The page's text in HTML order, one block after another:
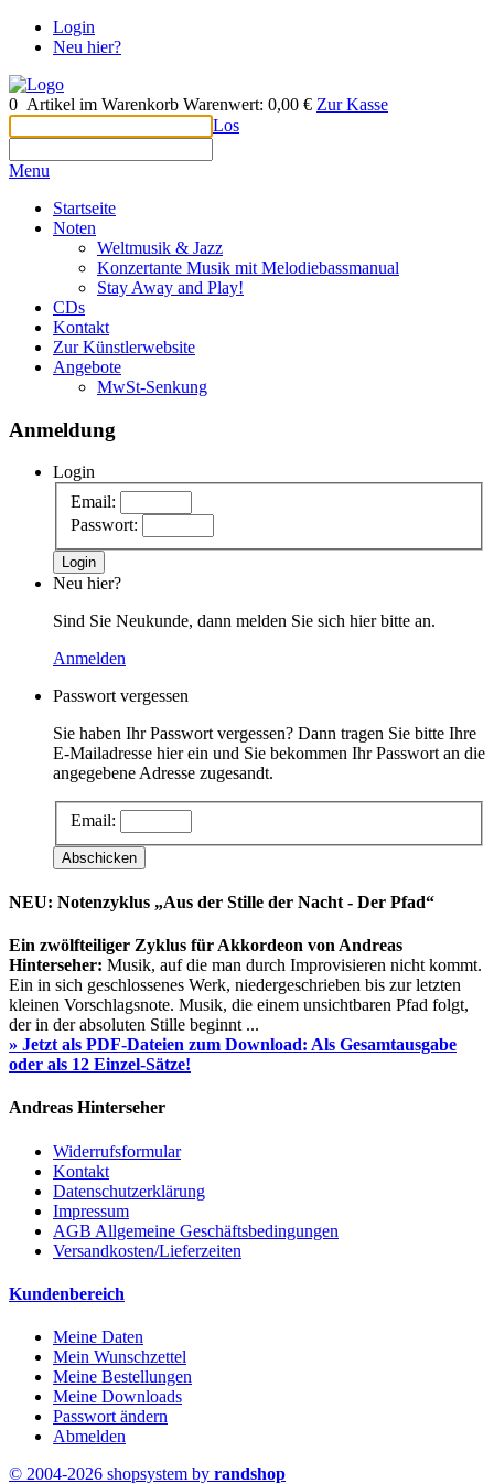
Login
Neu hier?
0 Artikel im Warenkorb Warenwert: 0,00 € Zur Kasse
Los
Menu
Startseite
Noten
Weltmusik & Jazz
Konzertante Musik mit Melodiebassmanual
Stay Away and Play!
CDs
Kontakt
Zur Künstlerwebsite
Angebote
MwSt-Senkung
Anmeldung
Login
Email:
Passwort:
Neu hier?
Sind Sie Neukunde, dann melden Sie sich hier bitte an.
Anmelden
Passwort vergessen
Sie haben Ihr Passwort vergessen? Dann tragen Sie bitte Ihre
E-Mailadresse hier ein und Sie bekommen Ihr Passwort an die
angegebene Adresse zugesandt.
Email:
NEU: Notenzyklus „Aus der Stille der Nacht - Der Pfad“
Ein zwölfteiliger Zyklus für Akkordeon von Andreas
Hinterseher: Musik, auf die man durch Improvisieren nicht kommt.
Ein in sich geschlossenes Werk, niedergeschrieben bis zur letzten
kleinen Vorschlagsnote. Musik, die einem unsichtbaren Pfad folgt,
der in der absoluten Stille beginnt ...
» Jetzt als PDF-Dateien zum Download: Als Gesamtausgabe
oder als 12 Einzel-Sätze!
Andreas Hinterseher
Widerrufsformular
Kontakt
Datenschutzerklärung
Impressum
AGB Allgemeine Geschäftsbedingungen
Versandkosten/Lieferzeiten
Kundenbereich
Meine Daten
Mein Wunschzettel
Meine Bestellungen
Meine Downloads
Passwort ändern
Abmelden
© 2004-2026 shopsystem by randshop